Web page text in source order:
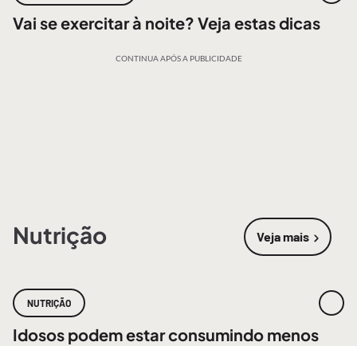
Vai se exercitar à noite? Veja estas dicas
CONTINUA APÓS A PUBLICIDADE
Nutrição Veja mais
sobre
NUTRIÇÃO
Idosos podem estar consumindo menos